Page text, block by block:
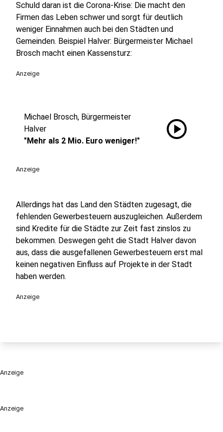
Anzeige
Schuld daran ist die Corona-Krise: Die macht den
Firmen das Leben schwer und sorgt für deutlich
weniger Einnahmen auch bei den Städten und
Gemeinden. Beispiel Halver: Bürgermeister Michael
Brosch macht einen Kassensturz:
Anzeige
Michael Brosch, Bürgermeister
Halver
"Mehr als 2 Mio. Euro weniger!"
play_circle
Anzeige
Allerdings hat das Land den Städten zugesagt, die
fehlenden Gewerbesteuern auszugleichen. Außerdem
sind Kredite für die Städte zur Zeit fast zinslos zu
bekommen. Deswegen geht die Stadt Halver davon
aus, dass die ausgefallenen Gewerbesteuern erst mal
keinen negativen Einfluss auf Projekte in der Stadt
haben werden.
Anzeige
Anzeige